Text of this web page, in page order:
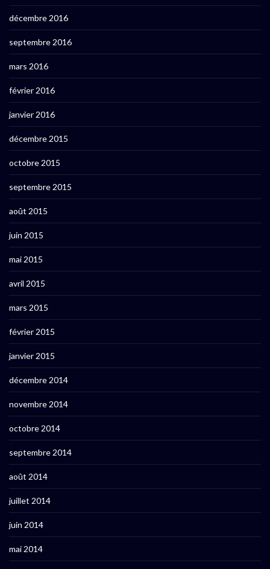
décembre 2016
septembre 2016
mars 2016
février 2016
janvier 2016
décembre 2015
octobre 2015
septembre 2015
août 2015
juin 2015
mai 2015
avril 2015
mars 2015
février 2015
janvier 2015
décembre 2014
novembre 2014
octobre 2014
septembre 2014
août 2014
juillet 2014
juin 2014
mai 2014